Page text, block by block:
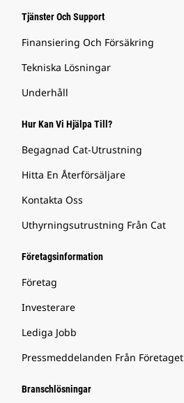
Tjänster Och Support
Finansiering Och Försäkring
Tekniska Lösningar
Underhåll
Hur Kan Vi Hjälpa Till?
Begagnad Cat-Utrustning
Hitta En Återförsäljare
Kontakta Oss
Uthyrningsutrustning Från Cat
Företagsinformation
Företag
Investerare
Lediga Jobb
Pressmeddelanden Från Företaget
Branschlösningar